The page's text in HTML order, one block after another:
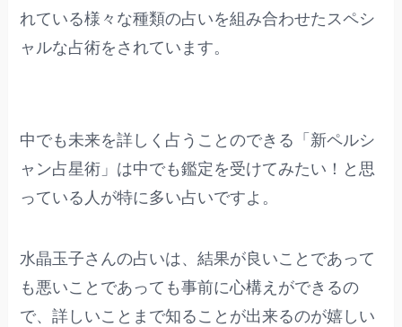
れている様々な種類の占いを組み合わせたスペシ
ャルな占術をされています。
中でも未来を詳しく占うことのできる「新ペルシ
ャン占星術」は中でも鑑定を受けてみたい！と思
っている人が特に多い占いですよ。
水晶玉子さんの占いは、結果が良いことであって
も悪いことであっても事前に心構えができるの
で、詳しいことまで知ることが出来るのが嬉しい